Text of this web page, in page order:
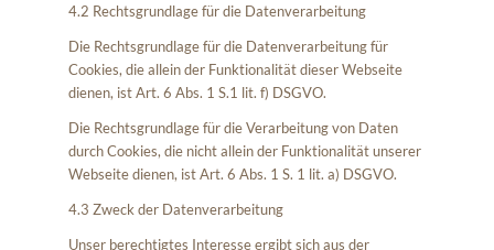
4.2 Rechtsgrundlage für die Datenverarbeitung
Die Rechtsgrundlage für die Datenverarbeitung für
Cookies, die allein der Funktionalität dieser Webseite
dienen, ist Art. 6 Abs. 1 S.1 lit. f) DSGVO.
Die Rechtsgrundlage für die Verarbeitung von Daten
durch Cookies, die nicht allein der Funktionalität unserer
Webseite dienen, ist Art. 6 Abs. 1 S. 1 lit. a) DSGVO.
4.3 Zweck der Datenverarbeitung
Unser berechtigtes Interesse ergibt sich aus der